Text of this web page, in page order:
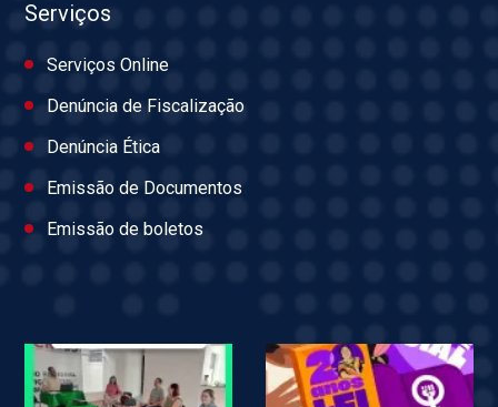
Serviços
Serviços Online
Denúncia de Fiscalização
Denúncia Ética
Emissão de Documentos
Emissão de boletos